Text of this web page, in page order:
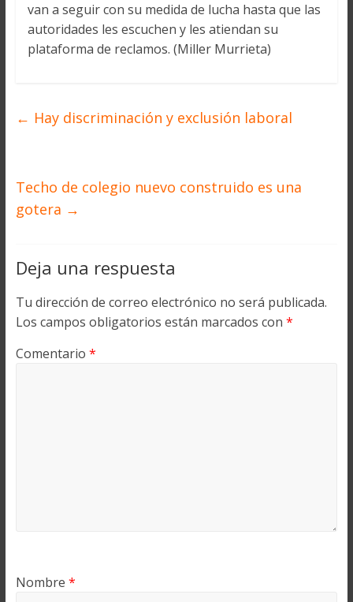
van a seguir con su medida de lucha hasta que las
autoridades les escuchen y les atiendan su
plataforma de reclamos. (Miller Murrieta)
← Hay discriminación y exclusión laboral
Techo de colegio nuevo construido es una
gotera →
Deja una respuesta
Tu dirección de correo electrónico no será publicada.
Los campos obligatorios están marcados con *
Comentario *
Nombre *